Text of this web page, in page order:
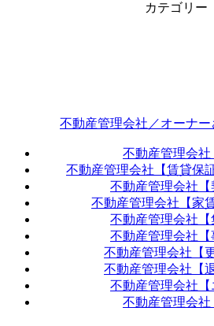
カテゴリー
不動産管理会社／オーナー
不動産管理会社
不動産管理会社【賃貸保
不動産管理会社【
不動産管理会社【家
不動産管理会社【
不動産管理会社【
不動産管理会社【
不動産管理会社【
不動産管理会社【
不動産管理会社